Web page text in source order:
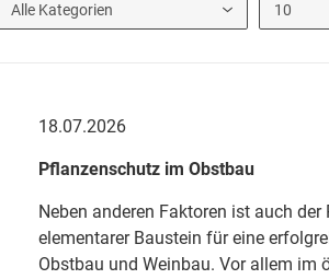
18.07.2026
Pflanzenschutz im Obstbau
Neben anderen Faktoren ist auch
elementarer Baustein für eine
Obstbau und Weinbau. Vor allem im